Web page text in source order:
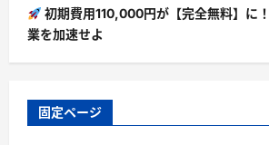
初期費用110,000円が【完全無料】に
業を加速せよ
固定ページ